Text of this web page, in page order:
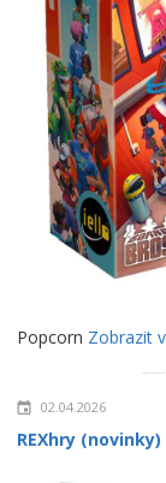
Popcorn Zobrazit
02.04.2026
REXhry (novinky)